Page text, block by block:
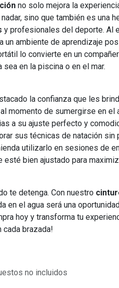
no solo mejora la
sino que también es una
y profesionales del deporte. Al
un ambiente de aprendizaje
lo convierte en un
sea en la piscina o en el mar.
la confianza que les
al momento de sumergirse en el
a su ajuste perfecto y
sus técnicas de natación sin
utilizarlo en sesiones de
esté bien ajustado para
te detenga. Con nuestro
en el agua será una
hoy y transforma tu
cada brazada!
no incluidos